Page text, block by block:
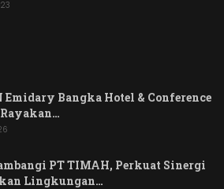
Emidary Bangka Hotel & Conference
PT TIMAH, Perkuat Sinergi
Lingkungan…